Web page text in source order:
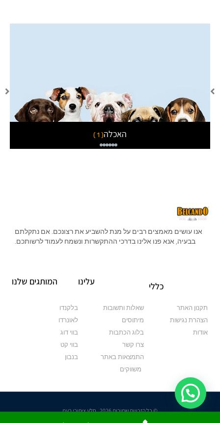
האכלה( 1 )
אנו עושים מאמצים רבים על מנת להשביע את רצונכם. אם נתקלתם
בבעיה, אנא פנו אלינו בדרכי ההתקשרות ונשמח לעמוד לרשותכם.
כללי
תקנון האתר
הצהרת נגישות
אודות
עלינו
שאלות ותשובות
מיתוסים
בלוג הכתבות
צרו קשר
התמצאות באתר
משווקים
המותגים שלנו
בלקנדו
לאונרדו
בווי דוג
בווי קט
בנבון
© כל הזכויות שמורות 2026 , סלע ציפורי בעמ